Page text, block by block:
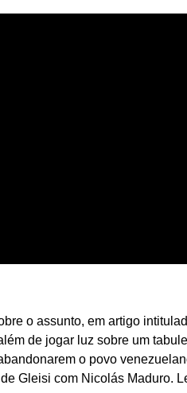
o assunto, em artigo
de jogar luz sobre um
o povo
Gleisi com Nicolás Maduro.